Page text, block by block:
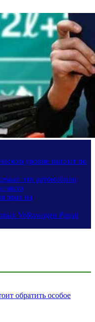
уровне выплат по
эти автомобили
прав на
Volkswagen Passat
обратить особое